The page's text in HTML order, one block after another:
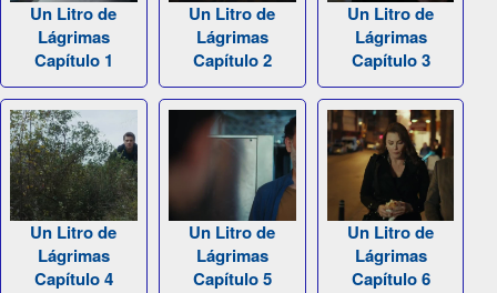
Un Litro de
Lágrimas
Capítulo 1
Un Litro de
Lágrimas
Capítulo 2
Un Litro de
Lágrimas
Capítulo 3
Un Litro de
Lágrimas
Capítulo 4
Un Litro de
Lágrimas
Capítulo 5
Un Litro de
Lágrimas
Capítulo 6